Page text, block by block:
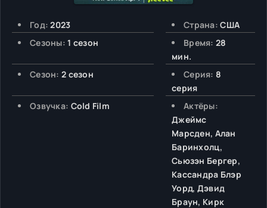
Год: 2023 Страна: США
Сезоны: 1 сезон Время: 28
мин.
Сезон: 2 сезон Серия: 8
серия
Озвучка: Cold Film
Актёры:
Джеймс
Марсден, Алан
Баринхолц,
Сьюзэн Бергер,
Кассандра Блэр
Уорд, Дэвид
Браун, Кирк